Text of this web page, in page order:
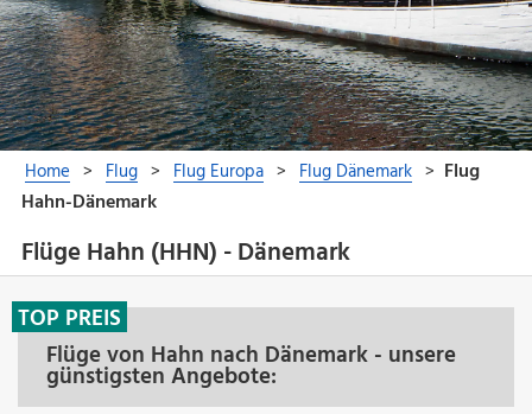
Flüge Hahn (HHN) - Dänemark
Flüge von Hahn nach Dänemark - unsere
günstigsten Angebote:
TOP PREIS